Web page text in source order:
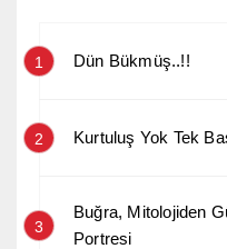
1 Dün Bükmüş..!!
2 Kurtuluş Yok Tek
3
Buğra, Mitolojiden
Portresi